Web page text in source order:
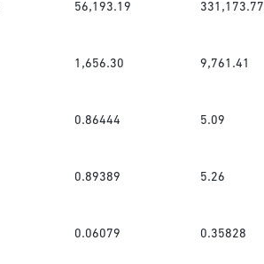
56,193.19 331,173.77
1,656.30 9,761.41
0.86444 5.09
0.89389 5.26
0.06079 0.35828